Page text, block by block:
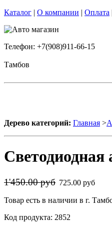
Каталог | О компании | Оплата
Телефон: +7(908)911-66-15
Тамбов
Дерево категорий: Главная >
1'450.00 руб 725.00 руб
Товар есть в наличии в г.
Код продукта: 2852